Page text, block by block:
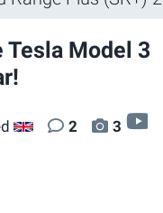
Tesla Model 3
GB 2 3